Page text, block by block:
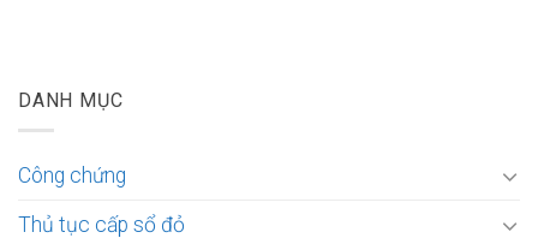
DANH MỤC
Công chứng
Thủ tục cấp sổ đỏ